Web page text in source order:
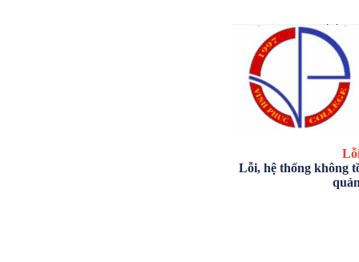
Lỗi, hệ thống không